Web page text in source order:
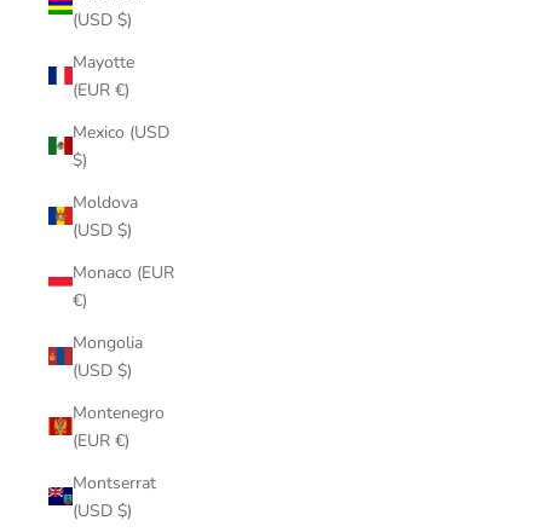
(USD $)
Mayotte
(EUR €)
Mexico (USD
$)
Moldova
(USD $)
Monaco (EUR
€)
Mongolia
(USD $)
Montenegro
(EUR €)
Montserrat
(USD $)